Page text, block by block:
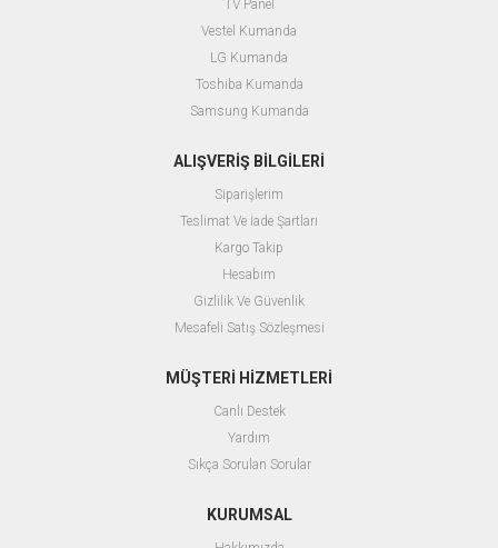
TV Panel
Vestel Kumanda
LG Kumanda
Toshiba Kumanda
Samsung Kumanda
ALIŞVERİŞ BİLGİLERİ
Siparişlerim
Teslimat Ve İade Şartları
Kargo Takip
Hesabım
Gizlilik Ve Güvenlik
Mesafeli Satış Sözleşmesi
MÜŞTERİ HİZMETLERİ
Canlı Destek
Yardım
Sıkça Sorulan Sorular
KURUMSAL